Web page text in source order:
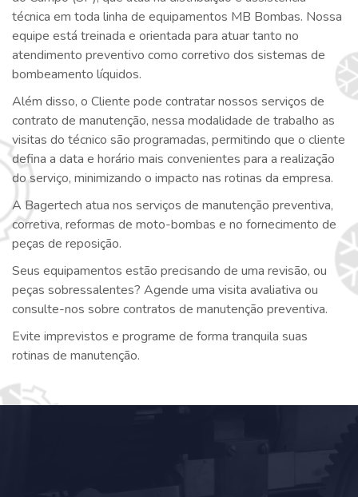
técnica em toda linha de equipamentos MB Bombas. Nossa
equipe está treinada e orientada para atuar tanto no
atendimento preventivo como corretivo dos sistemas de
bombeamento líquidos.
Além disso, o Cliente pode contratar nossos serviços de
contrato de manutenção, nessa modalidade de trabalho as
visitas do técnico são programadas, permitindo que o cliente
defina a data e horário mais convenientes para a realização
do serviço, minimizando o impacto nas rotinas da empresa.
A Bagertech atua nos serviços de manutenção preventiva,
corretiva, reformas de moto-bombas e no fornecimento de
peças de reposição.
Seus equipamentos estão precisando de uma revisão, ou
peças sobressalentes? Agende uma visita avaliativa ou
consulte-nos sobre contratos de manutenção preventiva.
Evite imprevistos e programe de forma tranquila suas
rotinas de manutenção.